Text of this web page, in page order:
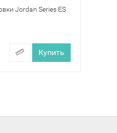
Jordan Series ES
Купить